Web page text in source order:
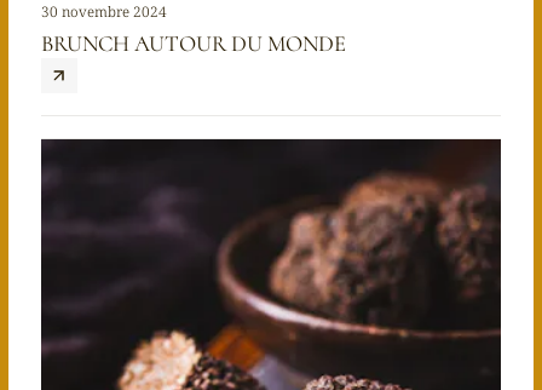
30 novembre 2024
BRUNCH AUTOUR DU MONDE